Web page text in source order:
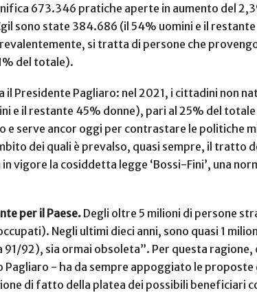
673.346 pratiche aperte in aumento del
sono state 384.686 (il 54% uomini e il
si tratta di persone che
del totale).
il Presidente Pagliaro: nel 2021, i cittadini non
e il restante 45% donne), pari al 25% del
e serve ancor oggi per contrastare le politiche
dei quali è prevalso, quasi sempre, il tratto
vigore la cosiddetta legge ‘Bossi-Fini’, una
per il Paese.Degli oltre 5 milioni di persone
Negli ultimi dieci anni, sono quasi 1
92), sia ormai obsoleta”. Per questa ragione,
- ha da sempre appoggiato le proposte
di fatto della platea dei possibili beneficiari